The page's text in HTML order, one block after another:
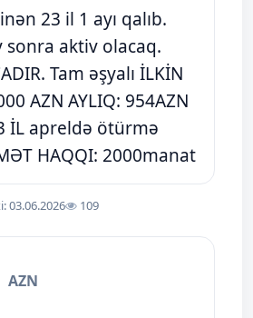
23 il 1 ayı qalıb.
sonra aktiv olacaq.
Tam əşyalı İLKİN
AZN AYLIQ: 954AZN
İL apreldə ötürmə
HAQQI: 2000manat
03.06.2026 109
AZN